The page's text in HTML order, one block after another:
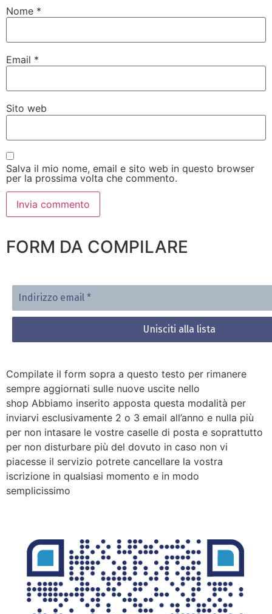
Nome *
Email *
Sito web
Salva il mio nome, email e sito web in questo browser
per la prossima volta che commento.
FORM DA COMPILARE
Indirizzo
email
*
Compilate il form sopra a questo testo per rimanere
sempre aggiornati sulle nuove uscite nello
shop Abbiamo inserito apposta questa modalità per
inviarvi esclusivamente 2 o 3 email all’anno e nulla più
per non intasare le vostre caselle di posta e soprattutto
per non disturbare più del dovuto in caso non vi
piacesse il servizio potrete cancellare la vostra
iscrizione in qualsiasi momento e in modo
semplicissimo